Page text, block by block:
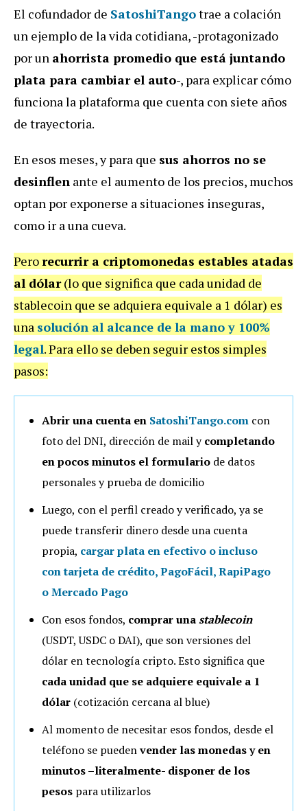
El cofundador de SatoshiTangotrae a colación
un ejemplo de la vida cotidiana, -protagonizado
por un ahorrista promedio que está juntando
plata para cambiar el auto-, para explicar cómo
funciona la plataforma que cuenta con siete años
de trayectoria.
En esos meses, y para que sus ahorros no se
desinflen ante el aumento de los precios, muchos
optan por exponerse a situaciones inseguras,
como ir a una cueva.
Perorecurrir a criptomonedas estables atadas
al dólar(lo que significa que cada unidad de
stablecoin que se adquiera equivale a 1 dólar) es
una solución al alcance de la manoy 100%
legal. Para ello se deben seguir estos simples
pasos:
Abrir una cuenta en SatoshiTango.com con
foto del DNI, dirección de mail ycompletando
en pocos minutos el formulario de datos
personales y prueba de domicilio
Luego, con el perfil creado y verificado, ya se
puede transferir dinero desde una cuenta
propia, cargar plata en efectivo o incluso
con tarjeta de crédito, PagoFácil, RapiPago
o Mercado Pago
Con esos fondos, comprar unastablecoin
(USDT, USDC o DAI), que son versiones del
dólar en tecnología cripto. Esto significa que
cada unidad que se adquiere equivale a 1
dólar (cotización cercana al blue)
Al momento de necesitar esos fondos, desde el
teléfono se puedenvender lasmonedasy en
minutos –literalmente- disponer de los
pesos para utilizarlos